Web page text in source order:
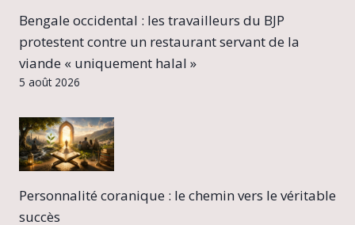
Bengale occidental : les travailleurs du BJP
protestent contre un restaurant servant de la
viande « uniquement halal »
5 août 2026
Personnalité coranique : le chemin vers le véritable
succès